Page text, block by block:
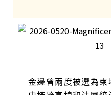
金邊曾兩度被選為